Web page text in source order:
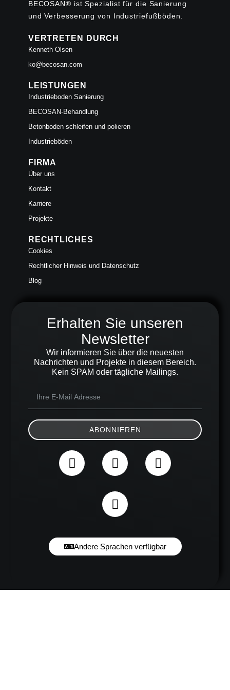
BECOSAN® ist Spezialist für die Sanierung
und Verbesserung von Industriefußböden.
VERTRETEN DURCH
Kenneth Olsen
ko@becosan.com
LEISTUNGEN
Industrieboden Sanierung
BECOSAN-Behandlung
Betonboden schleifen und polieren
Industrieböden
FIRMA
Über uns
Kontakt
Karriere
Projekte
RECHTLICHES
Cookies
Rechtlicher Hinweis und Datenschutz
Blog
Erhalten Sie unseren
Newsletter
Wir informieren Sie über die neuesten
Nachrichten und Projekte in diesem Bereich.
Kein SPAM oder tägliche Mailings.
ABONNIEREN
Andere Sprachen verfügbar